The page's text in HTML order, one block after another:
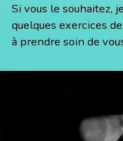
Si vous le souhaitez,
quelques exercices
à prendre soin de